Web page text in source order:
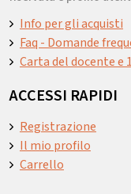
Info per gli acquisti
Faq - Domande
Carta del docente e
ACCESSI RAPIDI
Registrazione
Il mio profilo
Carrello